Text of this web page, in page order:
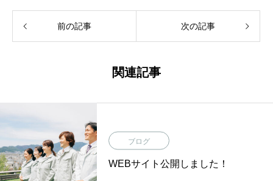
前の記事 次の記事
関連記事
ブログ
WEBサイト公開しました！